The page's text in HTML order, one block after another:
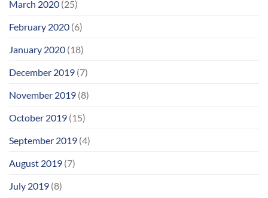
March 2020 (25)
February 2020 (6)
January 2020 (18)
December 2019 (7)
November 2019 (8)
October 2019 (15)
September 2019 (4)
August 2019 (7)
July 2019 (8)